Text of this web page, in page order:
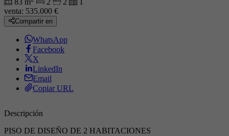
83 m 2 2
1
venta: 535.000 €
Compartir en
WhatsApp
Facebook
X
LinkedIn
Email
Copiar URL
Descripción
PISO DE DISEÑO DE 2 HABITACIONES